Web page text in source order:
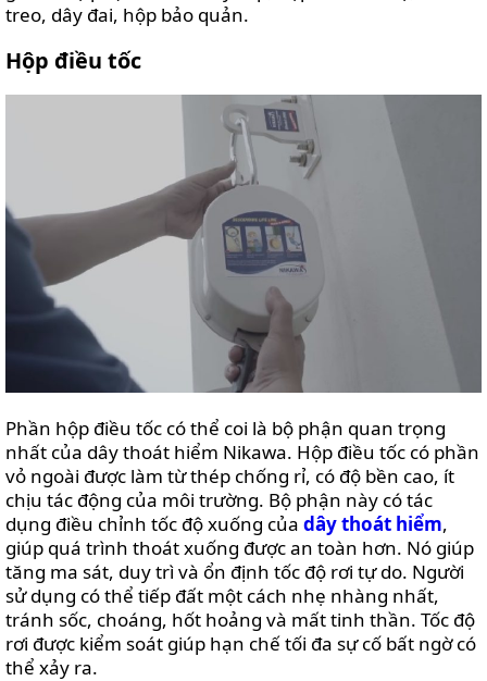
treo, dây đai, hộp bảo quản.
Hộp điều tốc
Phần hộp điều tốc có thể coi là bộ phận quan trọng
nhất của dây thoát hiểm Nikawa. Hộp điều tốc có phần
vỏ ngoài được làm từ thép chống rỉ, có độ bền cao, ít
chịu tác động của môi trường. Bộ phận này có tác
dụng điều chỉnh tốc độ xuống của dây thoát hiểm,
giúp quá trình thoát xuống được an toàn hơn. Nó giúp
tăng ma sát, duy trì và ổn định tốc độ rơi tự do. Người
sử dụng có thể tiếp đất một cách nhẹ nhàng nhất,
tránh sốc, choáng, hốt hoảng và mất tinh thần. Tốc độ
rơi được kiểm soát giúp hạn chế tối đa sự cố bất ngờ có
thể xảy ra.